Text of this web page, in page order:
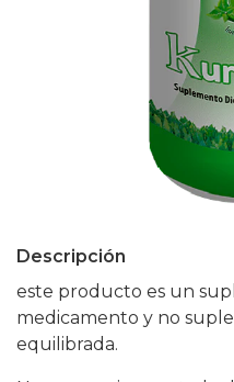
Descripción
este producto es un
medicamento y no
equilibrada.